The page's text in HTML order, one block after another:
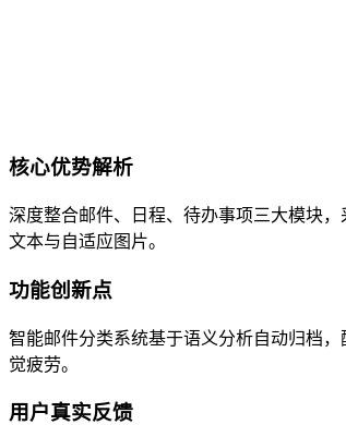
核心优势解析
深度整合邮件、日程、待办事项三大模块
文本与自适应图片。
功能创新点
智能邮件分类系统基于语义分析自动归档
觉疲劳。
用户真实反馈